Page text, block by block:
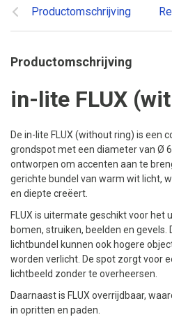
Productomschrijving
Productomschrijving
in-lite FLUX
De in-lite FLUX (without ring) is een
grondspot met een diameter van Ø
ontworpen om accenten aan te
gerichte bundel van warm wit licht,
en diepte creëert.
FLUX is uitermate geschikt voor het
bomen, struiken, beelden en gevels.
lichtbundel kunnen ook hogere
worden verlicht. De spot zorgt voor
lichtbeeld zonder te overheersen.
Daarnaast is FLUX overrijdbaar,
in opritten en paden.